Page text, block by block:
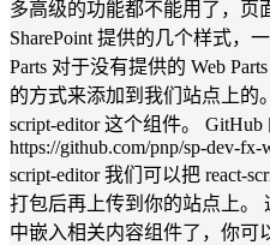
多高级的功能都不能用了，页
SharePoint 提供的几个样式，
Parts 对于没有提供的 Web
的方式来添加到我们站点上的
script-editor 这个组件。 GitHub
https://github.com/pnp/sp-dev-fx-
script-editor 我们可以把 react-
打包后再上传到你的站点上。
中嵌入相关内容组件了，你可